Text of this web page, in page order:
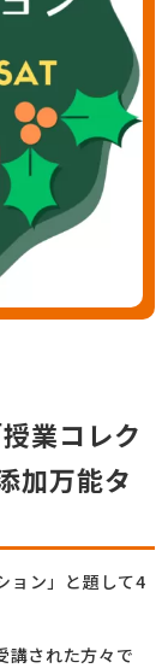
業コレク
加万能タ
ョン」と題して4
講された方々で